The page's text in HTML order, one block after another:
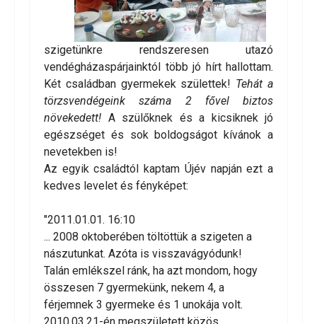
szigetünkre rendszeresen utazó
vendégházaspárjainktól több jó hírt hallottam.
Két családban gyermekek születtek! Tehát a
törzsvendégeink száma 2 fővel biztos
növekedett! A szülőknek és a kicsiknek jó
egészséget és sok boldogságot kívánok a
nevetekben is!
Az egyik családtól kaptam Újév napján ezt a
kedves levelet és fényképet:
"2011.01.01. 16:10
... 2008 oktoberében töltöttük a szigeten a
nászutunkat. Azóta is visszavágyódunk!
Talán emlékszel ránk, ha azt mondom, hogy
összesen 7 gyermekünk, nekem 4, a
férjemnek 3 gyermeke és 1 unokája volt.